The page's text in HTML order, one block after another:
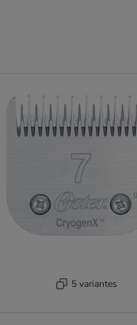
5 variantes